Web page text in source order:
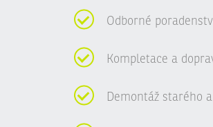
Odborné
Kompletace a
Demontáž starého